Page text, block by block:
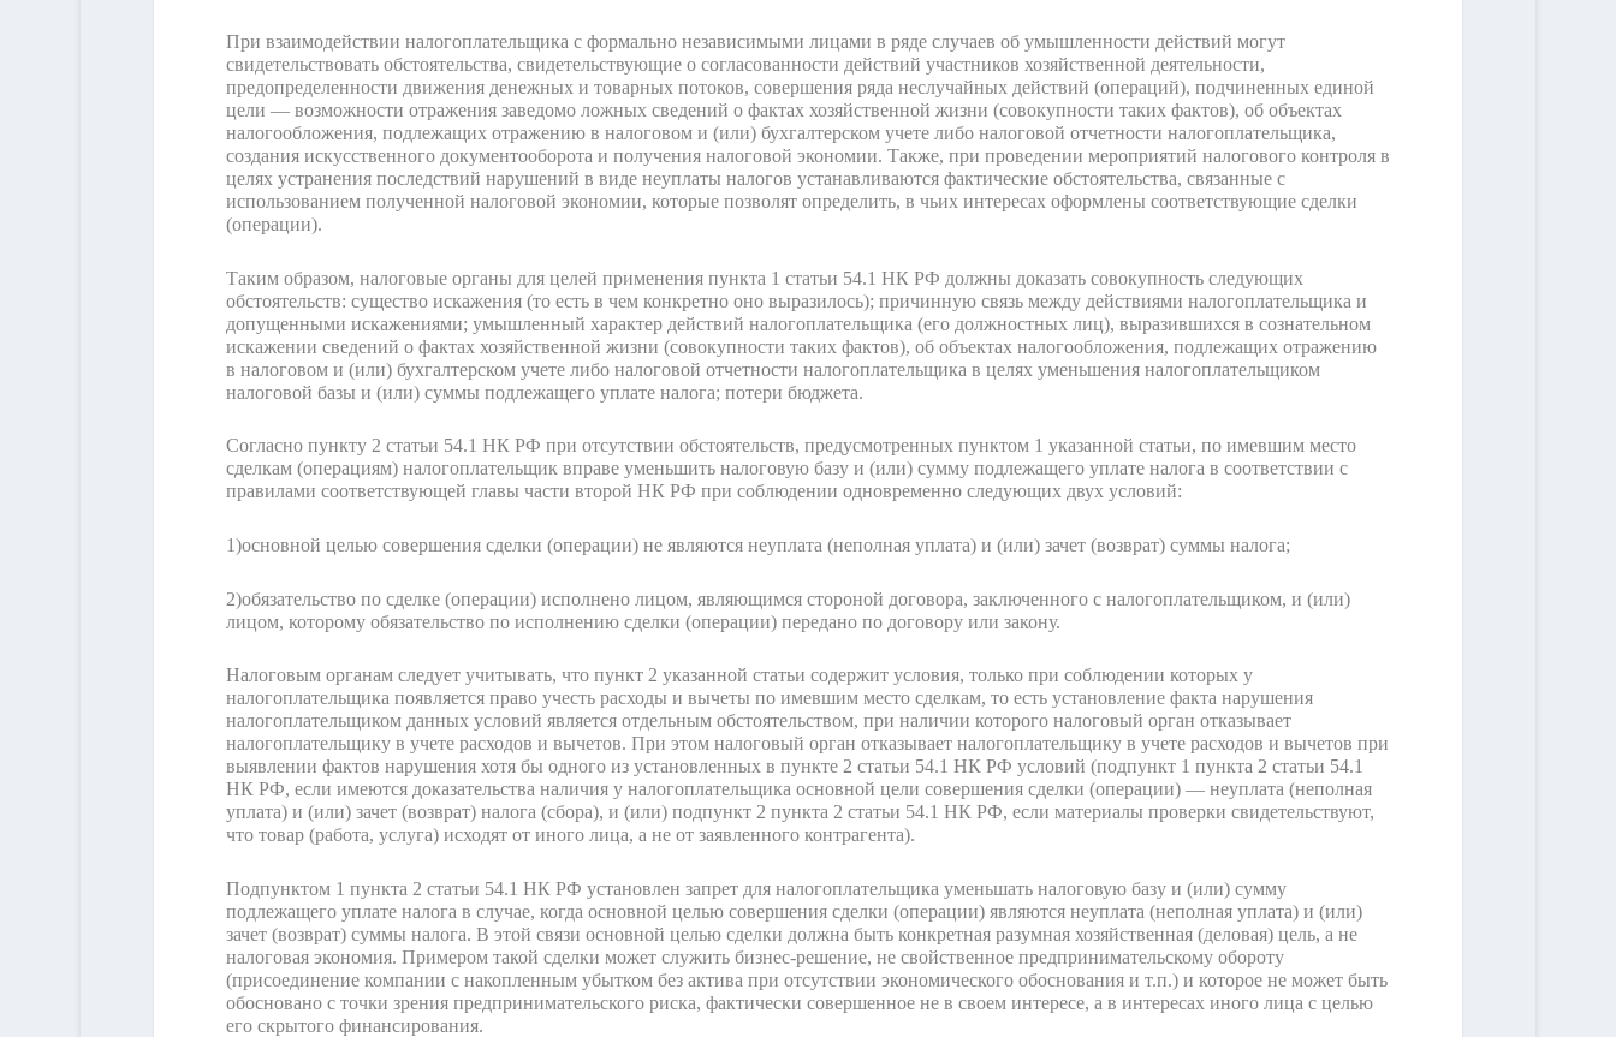
При взаимодействии налогоплательщика с формально независимыми лицами в ряде случаев об умышленности действий могут
свидетельствовать обстоятельства, свидетельствующие о согласованности действий участников хозяйственной деятельности,
предопределенности движения денежных и товарных потоков, совершения ряда неслучайных действий (операций), подчиненных единой
цели — возможности отражения заведомо ложных сведений о фактах хозяйственной жизни (совокупности таких фактов), об объектах
налогообложения, подлежащих отражению в налоговом и (или) бухгалтерском учете либо налоговой отчетности налогоплательщика,
создания искусственного документооборота и получения налоговой экономии. Также, при проведении мероприятий налогового контроля в
целях устранения последствий нарушений в виде неуплаты налогов устанавливаются фактические обстоятельства, связанные с
использованием полученной налоговой экономии, которые позволят определить, в чьих интересах оформлены соответствующие сделки
(операции).
Таким образом, налоговые органы для целей применения пункта 1 статьи 54.1 НК РФ должны доказать совокупность следующих
обстоятельств: существо искажения (то есть в чем конкретно оно выразилось); причинную связь между действиями налогоплательщика и
допущенными искажениями; умышленный характер действий налогоплательщика (его должностных лиц), выразившихся в сознательном
искажении сведений о фактах хозяйственной жизни (совокупности таких фактов), об объектах налогообложения, подлежащих отражению
в налоговом и (или) бухгалтерском учете либо налоговой отчетности налогоплательщика в целях уменьшения налогоплательщиком
налоговой базы и (или) суммы подлежащего уплате налога; потери бюджета.
Согласно пункту 2 статьи 54.1 НК РФ при отсутствии обстоятельств, предусмотренных пунктом 1 указанной статьи, по имевшим место
сделкам (операциям) налогоплательщик вправе уменьшить налоговую базу и (или) сумму подлежащего уплате налога в соответствии с
правилами соответствующей главы части второй НК РФ при соблюдении одновременно следующих двух условий:
1)основной целью совершения сделки (операции) не являются неуплата (неполная уплата) и (или) зачет (возврат) суммы налога;
2)обязательство по сделке (операции) исполнено лицом, являющимся стороной договора, заключенного с налогоплательщиком, и (или)
лицом, которому обязательство по исполнению сделки (операции) передано по договору или закону.
Налоговым органам следует учитывать, что пункт 2 указанной статьи содержит условия, только при соблюдении которых у
налогоплательщика появляется право учесть расходы и вычеты по имевшим место сделкам, то есть установление факта нарушения
налогоплательщиком данных условий является отдельным обстоятельством, при наличии которого налоговый орган отказывает
налогоплательщику в учете расходов и вычетов. При этом налоговый орган отказывает налогоплательщику в учете расходов и вычетов при
выявлении фактов нарушения хотя бы одного из установленных в пункте 2 статьи 54.1 НК РФ условий (подпункт 1 пункта 2 статьи 54.1
НК РФ, если имеются доказательства наличия у налогоплательщика основной цели совершения сделки (операции) — неуплата (неполная
уплата) и (или) зачет (возврат) налога (сбора), и (или) подпункт 2 пункта 2 статьи 54.1 НК РФ, если материалы проверки свидетельствуют,
что товар (работа, услуга) исходят от иного лица, а не от заявленного контрагента).
Подпунктом 1 пункта 2 статьи 54.1 НК РФ установлен запрет для налогоплательщика уменьшать налоговую базу и (или) сумму
подлежащего уплате налога в случае, когда основной целью совершения сделки (операции) являются неуплата (неполная уплата) и (или)
зачет (возврат) суммы налога. В этой связи основной целью сделки должна быть конкретная разумная хозяйственная (деловая) цель, а не
налоговая экономия. Примером такой сделки может служить бизнес-решение, не свойственное предпринимательскому обороту
(присоединение компании с накопленным убытком без актива при отсутствии экономического обоснования и т.п.) и которое не может быть
обосновано с точки зрения предпринимательского риска, фактически совершенное не в своем интересе, а в интересах иного лица с целью
его скрытого финансирования.